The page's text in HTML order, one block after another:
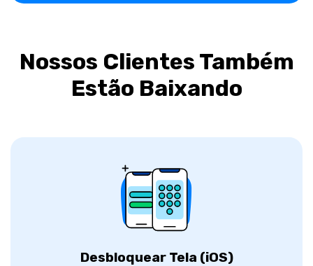
Nossos Clientes Também
Estão Baixando
Desbloquear Tela (iOS)